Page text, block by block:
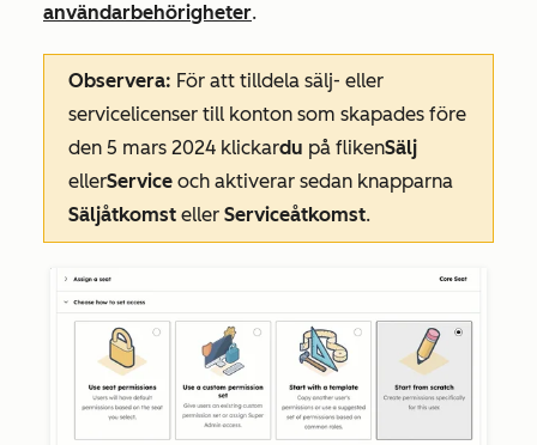
användarbehörigheter.
Observera: För att tilldela sälj- eller
servicelicenser till konton som skapades före
den 5 mars 2024 klickardu på flikenSälj
ellerService och aktiverar sedan knapparna
Säljåtkomst eller Serviceåtkomst.